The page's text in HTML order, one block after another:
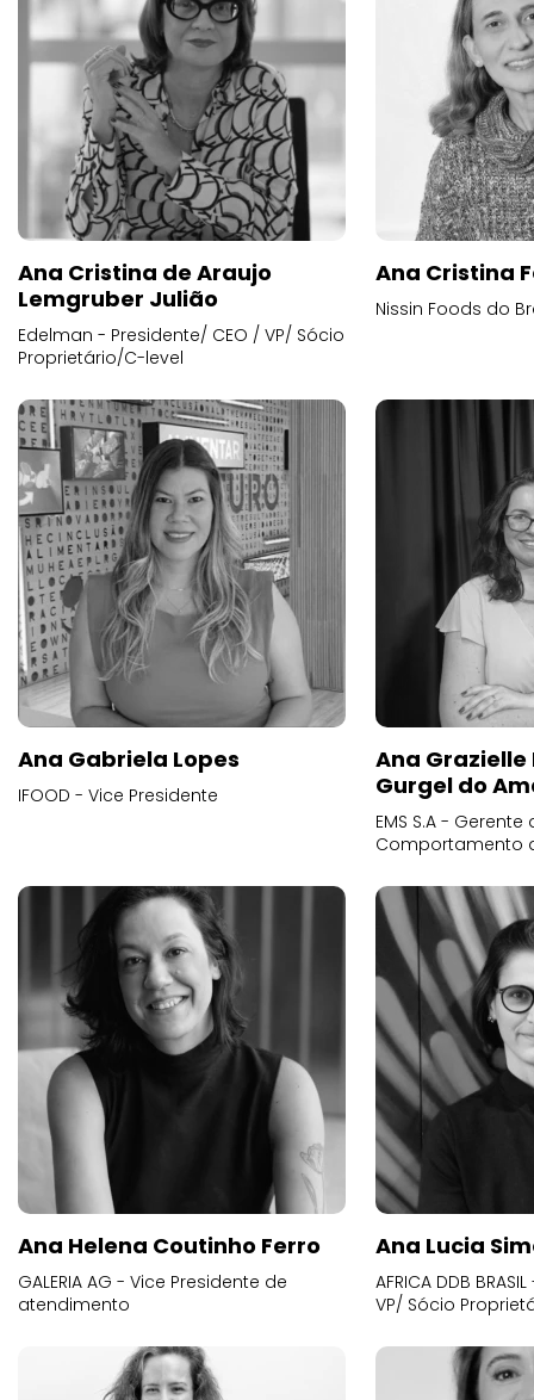
Ana Cristina de Araujo
Lemgruber Julião
Edelman - Presidente/ CEO / VP/ Sócio
Proprietário/C-level
Ana Cristina
Nissin Foods do
Ana Gabriela Lopes
IFOOD - Vice Presidente
Ana
Gurgel do
EMS S.A -
Comportamento
Ana Helena Coutinho Ferro
GALERIA AG - Vice Presidente de
atendimento
Ana Lucia
AFRICA DDB
VP/ Sócio